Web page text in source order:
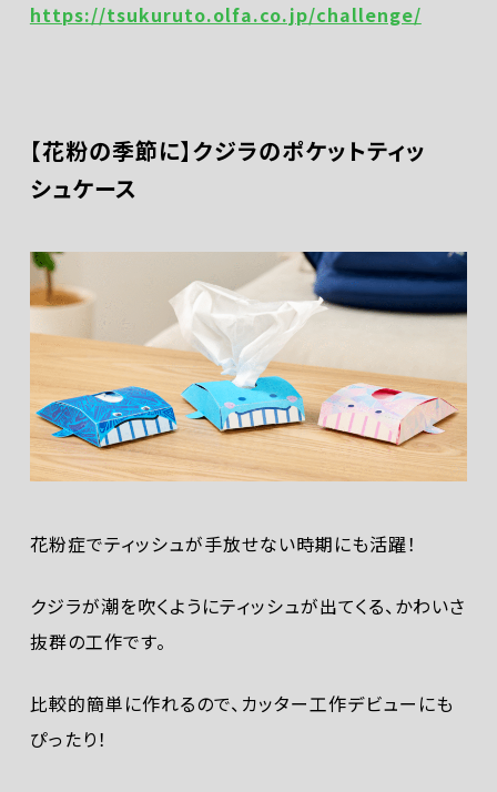
https://tsukuruto.olfa.co.jp/challenge/
【花粉の季節に】クジラのポケットティッ
シュケース
花粉症でティッシュが手放せない時期にも活躍！
クジラが潮を吹くようにティッシュが出てくる、かわいさ
抜群の工作です。
比較的簡単に作れるので、カッター工作デビューにも
ぴったり！